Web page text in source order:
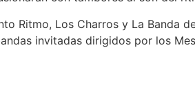
Ritmo, Los Charros y La Banda
invitadas dirigidos por los